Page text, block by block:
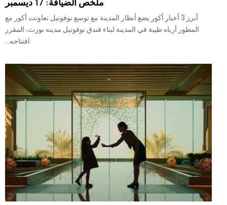
أبرز 3 أخبار أكور يضع أنظار المدينة مع توسع نوفوتيل تعاونت أكور مع
المطور أرباه طيبة في المدينة لبناء فندق نوفوتيل مدينه نورث، المقرر
افتتاحه...